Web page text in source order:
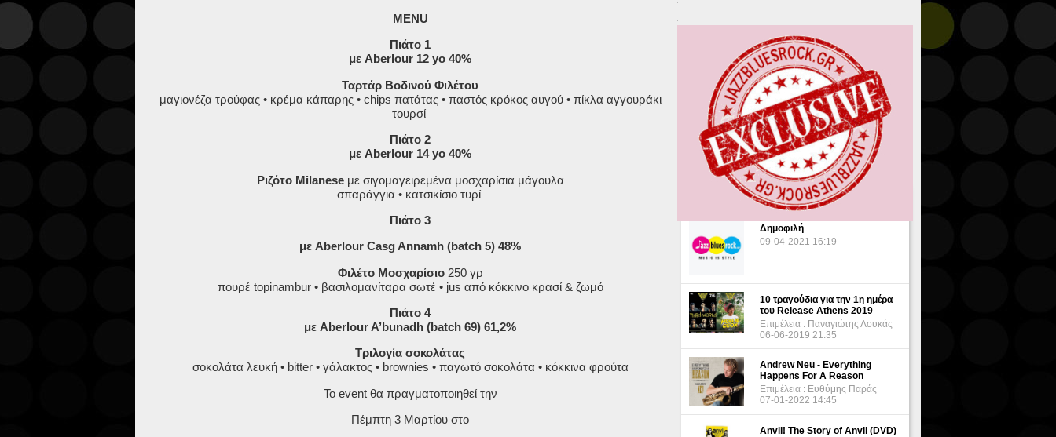
MENU
Πιάτο 1
με Aberlour 12 yo 40%
Ταρτάρ Βοδινού Φιλέτου
μαγιονέζα τρούφας • κρέμα κάπαρης • chips πατάτας • παστός κρόκος αυγού • πίκλα αγγουράκι
τουρσί
Πιάτο 2
με Aberlour 14 yo 40%
Ριζότο Milanese με σιγομαγειρεμένα μοσχαρίσια μάγουλα
σπαράγγια • κατσικίσιο τυρί
Πιάτο 3
με Aberlour Casg Annamh (batch 5) 48%
Φιλέτο Μοσχαρίσιο 250 γρ
πουρέ topinambur • βασιλομανίταρα σωτέ • jus από κόκκινο κρασί & ζωμό
Πιάτο 4
με Aberlour A’bunadh (batch 69) 61,2%
Τριλογία σοκολάτας
σοκολάτα λευκή • bitter • γάλακτος • brownies • παγωτό σοκολάτα • κόκκινα φρούτα
Το event θα πραγματοποιηθεί την
Πέμπτη 3 Μαρτίου στο
ΔΗΜΟΦΙΛΗ ΘΕΜΑΤΑ
Δημοφιλή
09-04-2021 16:19
10 τραγούδια για την 1η ημέρα
του Release Athens 2019
Επιμέλεια : Παναγιώτης Λουκάς
06-06-2019 21:35
Andrew Neu - Everything
Happens For A Reason
Επιμέλεια : Ευθύμης Παράς
07-01-2022 14:45
Anvil! The Story of Anvil (DVD)